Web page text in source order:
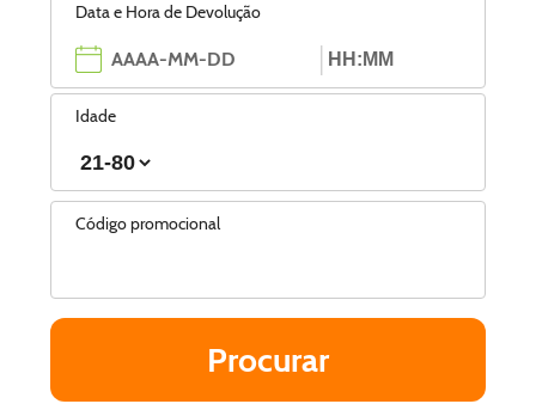
Data e Hora de Devolução
Idade
Código promocional